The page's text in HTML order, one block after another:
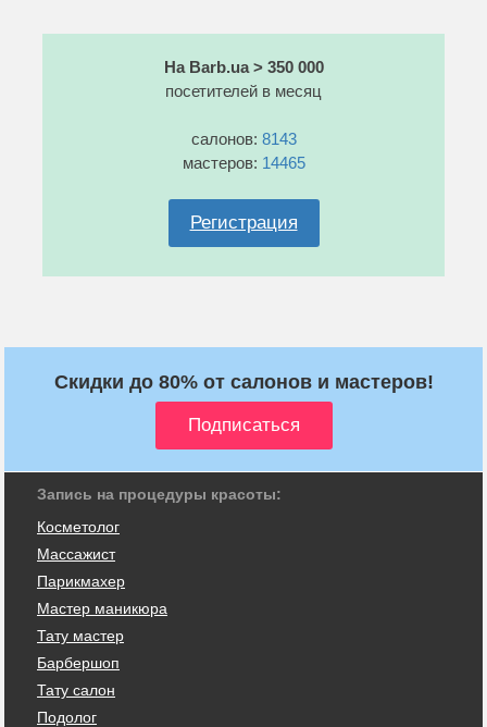
На Barb.ua > 350 000
посетителей в месяц
салонов: 8143
мастеров: 14465
Регистрация
Скидки до 80% от салонов и мастеров!
Запись на процедуры красоты:
Косметолог
Массажист
Парикмахер
Мастер маникюра
Тату мастер
Барбершоп
Тату салон
Подолог